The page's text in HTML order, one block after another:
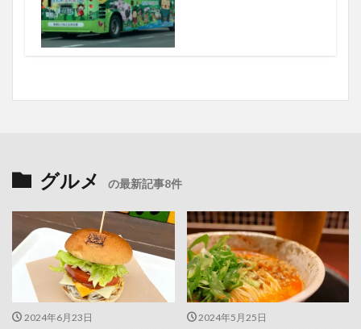
グルメ の最新記事8件
2024年6月23日 2024年5月25日